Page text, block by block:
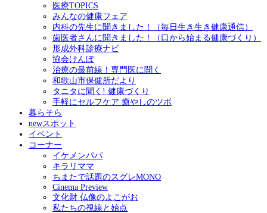
医療TOPICS
みんなの健康フェア
内科の先生に聞きました！（毎日生き生き健康通信）
歯医者さんに聞きました！（口から始まる健康づくり）
形成外科診療ナビ
協会けんぽ
治療の最前線！専門医に聞く
和歌山市保健所だより
タニタに聞く! 健康づくり
手軽にセルフケア 癒やしのツボ
暮らそら
newスポット
イベント
コーナー
イケメンパパ
キラリママ
ちまたで話題のスグレMONO
Cinema Preview
文化財 仏像のよこがお
私たちの視線と始点